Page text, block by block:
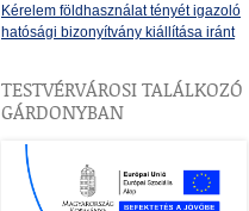
Kérelem földhasználat tényét igazoló
hatósági bizonyítvány kiállítása iránt
TESTVÉRVÁROSI TALÁLKOZÓ
GÁRDONYBAN